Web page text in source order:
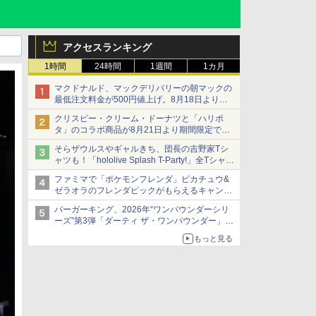
アクセスランキング
1時間 24時間 1週間 1カ月
マクドナルド、マックデリバリーの朝マックの
最低注文料金が500円値上げ。8月18日より
1,500円から受付
クリスピー・クリーム・ドーナツと「ハリポ
タ」のコラボ商品が8月21日より期間限定で発
売
組分け帽子ドーナツなど見た目も楽しい商品が
登場
そらザウルスやギャルきち、団長の吉野家Tシ
ャツも！「hololive Splash T-Party!」全Tシャツ
ラインナップ公開＆オンライン販売開始
ファミマで「ポケモンフレンダ」ピカチュウ&
ゼラオラのフレンダピックがもらえるキャンペ
ーン開催！
バーガーキング、2026年“ワンパウンダーシリ
ーズ”第3弾「ダーティ ザ・ワンパウンダー」を
「特製ガーリックマヨソース」を使用した超大
もっと見る